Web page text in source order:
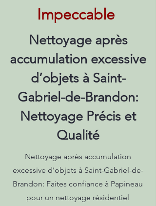
Impeccable
Nettoyage après
accumulation excessive
d’objets à Saint-
Gabriel-de-Brandon:
Nettoyage Précis et
Qualité
Nettoyage après accumulation
excessive d’objets à Saint-Gabriel-de-
Brandon: Faites confiance à Papineau
pour un nettoyage résidentiel